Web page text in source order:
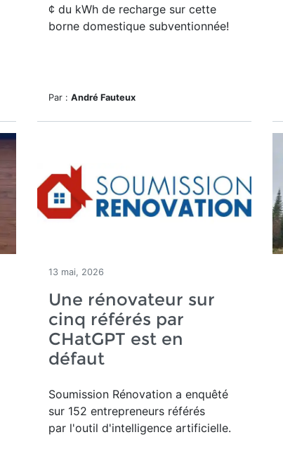
¢ du kWh de recharge sur cette
borne domestique subventionnée!
Par : André Fauteux
13 mai, 2026
Une rénovateur sur
cinq référés par
CHatGPT est en
défaut
Soumission Rénovation a enquêté
sur 152 entrepreneurs référés
par l'outil d'intelligence artificielle.